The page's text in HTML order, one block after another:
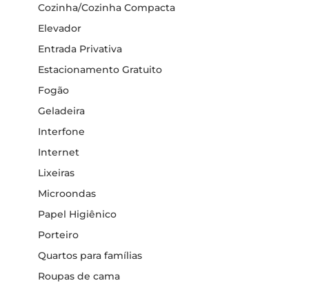
Cozinha/Cozinha Compacta
Elevador
Entrada Privativa
Estacionamento Gratuito
Fogão
Geladeira
Interfone
Internet
Lixeiras
Microondas
Papel Higiênico
Porteiro
Quartos para famílias
Roupas de cama